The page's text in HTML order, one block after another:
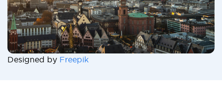
Designed by Freepik